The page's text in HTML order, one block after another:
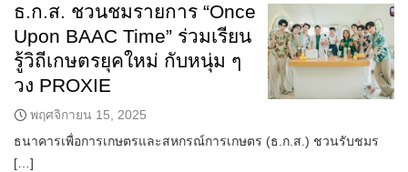
ใคร ทำอะไร ที่ไหน
สถานีข่าววันนี้
ธ.ก.ส. ชวนชมรายการ “Once
Upon BAAC Time” ร่วมเรียน
รู้วิถีเกษตรยุคใหม่ กับหนุ่ม ๆ
วง PROXIE
พฤศจิกายน 15, 2025
ธนาคารเพื่อการเกษตรและสหกรณ์การเกษตร (ธ.ก.ส.) ชวนรับชมร
[…]